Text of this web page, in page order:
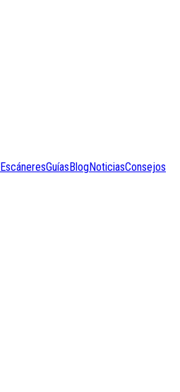
EscáneresGuíasBlogNoticiasConsejos